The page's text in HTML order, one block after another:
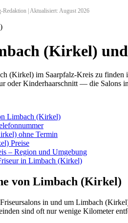
| Aktualisiert: August 2026
(Kirkel)
(Kirkel) im Saarpfalz-Kreis zu finden
oder Kinderhaarschnitt — die Salons
Limbach (Kirkel)
ohne Termin
Preise
– Region und Umgebung
in Limbach (Kirkel)
von Limbach (Kirkel)
in und um Limbach
sind oft nur wenige Kilometer